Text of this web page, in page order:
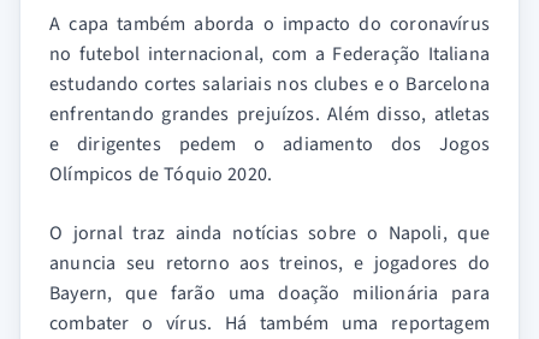
A capa também aborda o impacto do coronavírus
no futebol internacional, com a Federação Italiana
estudando cortes salariais nos clubes e o Barcelona
enfrentando grandes prejuízos. Além disso, atletas
e dirigentes pedem o adiamento dos Jogos
Olímpicos de Tóquio 2020.
O jornal traz ainda notícias sobre o Napoli, que
anuncia seu retorno aos treinos, e jogadores do
Bayern, que farão uma doação milionária para
combater o vírus. Há também uma reportagem